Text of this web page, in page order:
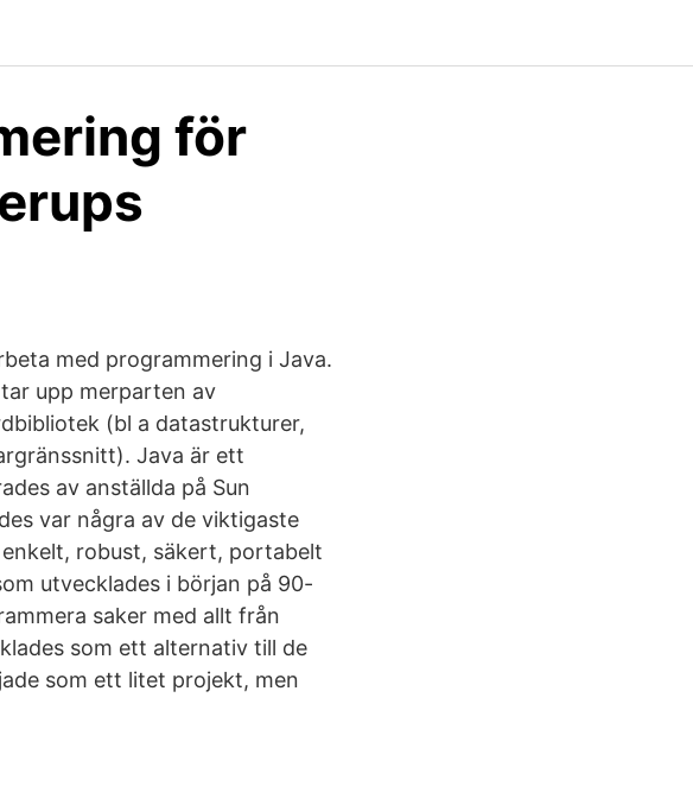
för
med programmering i Java.
upp merparten av
(bl a datastrukturer,
Java är ett
av anställda på Sun
var några av de viktigaste
robust, säkert, portabelt
utvecklades i början på 90-
saker med allt från
som ett alternativ till de
som ett litet projekt, men